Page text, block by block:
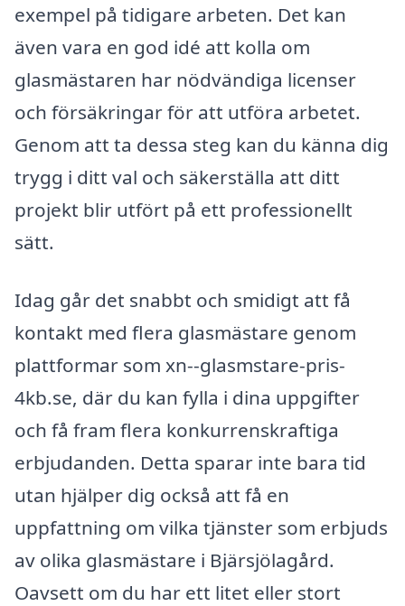
exempel på tidigare arbeten. Det kan
även vara en god idé att kolla om
glasmästaren har nödvändiga licenser
och försäkringar för att utföra arbetet.
Genom att ta dessa steg kan du känna dig
trygg i ditt val och säkerställa att ditt
projekt blir utfört på ett professionellt
sätt.
Idag går det snabbt och smidigt att få
kontakt med flera glasmästare genom
plattformar som xn--glasmstare-pris-
4kb.se, där du kan fylla i dina uppgifter
och få fram flera konkurrenskraftiga
erbjudanden. Detta sparar inte bara tid
utan hjälper dig också att få en
uppfattning om vilka tjänster som erbjuds
av olika glasmästare i Bjärsjölagård.
Oavsett om du har ett litet eller stort